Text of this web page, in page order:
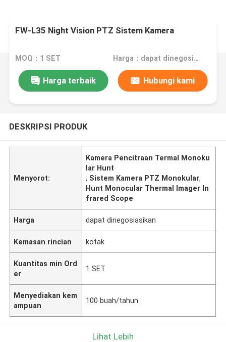
FW-L35 Night Vision PTZ Sistem Kamera
MOQ：1 SET Harga：dapat dinegosiasikan
Harga terbaik Hubungi kami
DESKRIPSI PRODUK
Menyorot:
Kamera Pencitraan Termal Monoku
lar Hunt
, Sistem Kamera PTZ Monokular,
Hunt Monocular Thermal Imager In
frared Scope
Harga dapat dinegosiasikan
Kemasan rincian kotak
Kuantitas min Ord
er
1 SET
Menyediakan kem
ampuan
100 buah/tahun
Lihat Lebih